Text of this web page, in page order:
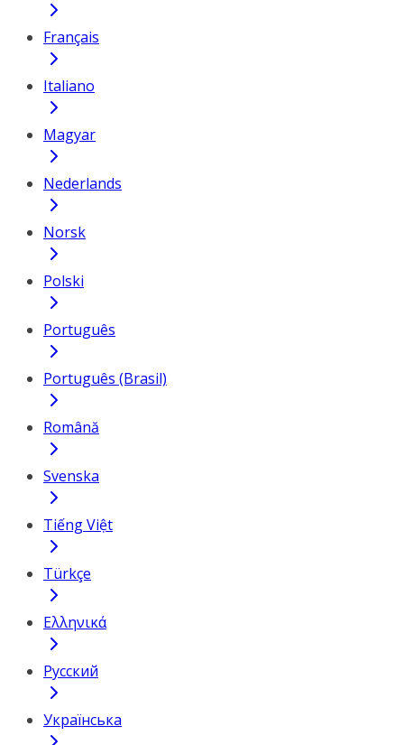
Français
Italiano
Magyar
Nederlands
Norsk
Polski
Português
Português (Brasil)
Română
Svenska
Tiếng Việt
Türkçe
Ελληνικά
Русский
Українська